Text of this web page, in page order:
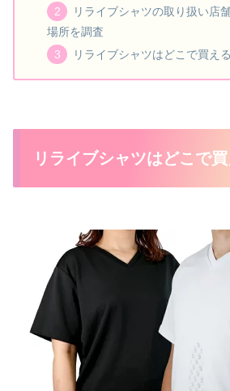
リライブシャツの取り扱い店
場所を調査
リライブシャツはどこで買え
リライブシャツはどこで買